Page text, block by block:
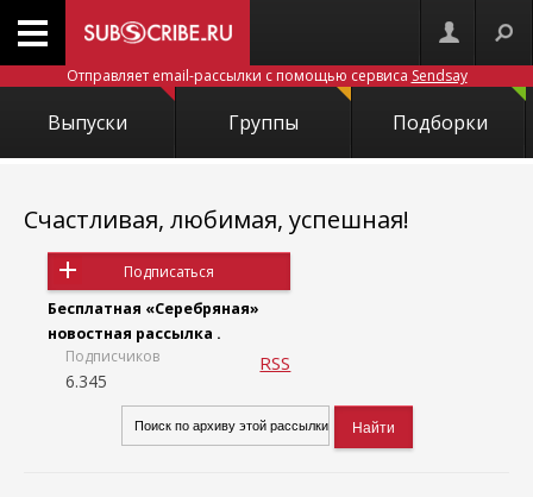
Отправляет email-рассылки с помощью сервиса Sendsay
Выпуски Группы Подборки
Счастливая, любимая, успешная!
Подписаться
Бесплатная «Серебряная»
новостная рассылка .
Подписчиков
6.345
RSS